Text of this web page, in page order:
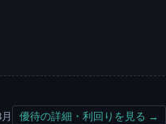
優待の詳細・利回りを見る →